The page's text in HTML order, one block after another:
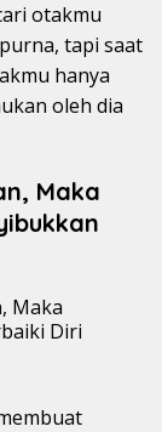
otakmu
tapi saat
hanya
oleh dia
Maka